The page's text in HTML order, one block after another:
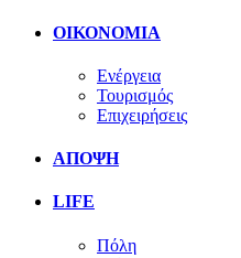
ΟΙΚΟΝΟΜΙΑ
Ενέργεια
Τουρισμός
Επιχειρήσεις
ΑΠΟΨΗ
LIFE
Πόλη